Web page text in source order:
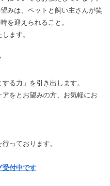
みは、ペットと飼い主さんが笑
を迎えられること。
ます。
る力」を引き出します。
をとお望みの方、お気軽にお
っております。
受付中です